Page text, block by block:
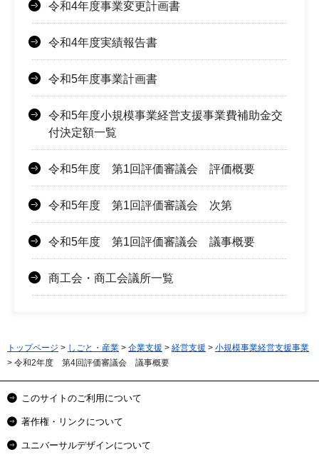
令和4年度事業変更計画書
令和4年度実績報告書
令和5年度事業計画書
令和5年度小規模事業経営支援事業費補助金交
付決定額一覧
令和5年度 第1回評価審議会 評価概要
令和5年度 第1回評価審議会 次第
令和5年度 第1回評価審議会 議事概要
商工会・商工会議所一覧
トップページ > しごと・産業 > 企業支援 > 経営支援 > 小規模事業経営支援事業
> 令和2年度 第4回評価審議会 議事概要
このサイトのご利用について
著作権・リンクについて
ユニバーサルデザインについて